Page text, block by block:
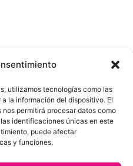
utilizamos tecnologías como las
la información del dispositivo. El
permitirá procesar datos como
identificaciones únicas en este
puede afectar
y funciones.